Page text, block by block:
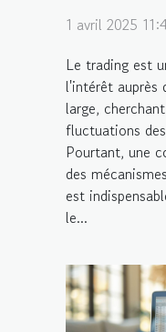
1 avril 2025
Le trading est
l'intérêt auprès
large,
fluctuations
Pourtant, une
des
est
le...